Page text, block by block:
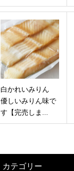
白かれいみりん
優しいみりん味で
す【完売しま...
カテゴリー